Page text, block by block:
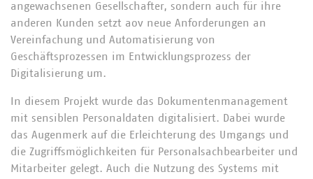
angewachsenen Gesellschafter, sondern auch für ihre
anderen Kunden setzt aov neue Anforderungen an
Vereinfachung und Automatisierung von
Geschäftsprozessen im Entwicklungsprozess der
Digitalisierung um.
In diesem Projekt wurde das Dokumentenmanagement
mit sensiblen Personaldaten digitalisiert. Dabei wurde
das Augenmerk auf die Erleichterung des Umgangs und
die Zugriffsmöglichkeiten für Personalsachbearbeiter und
Mitarbeiter gelegt. Auch die Nutzung des Systems mit